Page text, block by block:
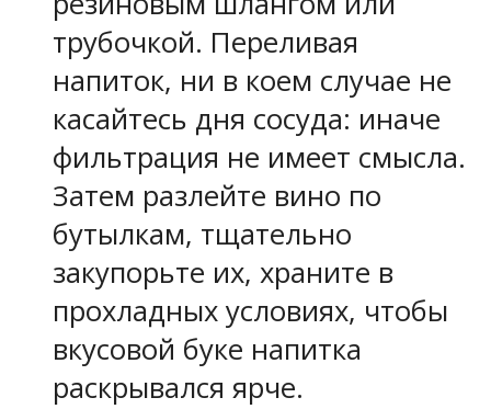
трубочкой. Переливая
напиток, ни в коем случае не
касайтесь дня сосуда: иначе
фильтрация не имеет смысла.
Затем разлейте вино по
бутылкам, тщательно
закупорьте их, храните в
прохладных условиях, чтобы
вкусовой буке напитка
раскрывался ярче.